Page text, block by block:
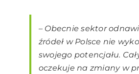
– Obecnie sektor
źródeł w Polsce nie
swojego potencjału.
oczekuje na zmiany w